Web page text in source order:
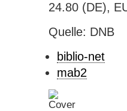
24.80 (DE),
Quelle: DNB
biblio-net
mab2